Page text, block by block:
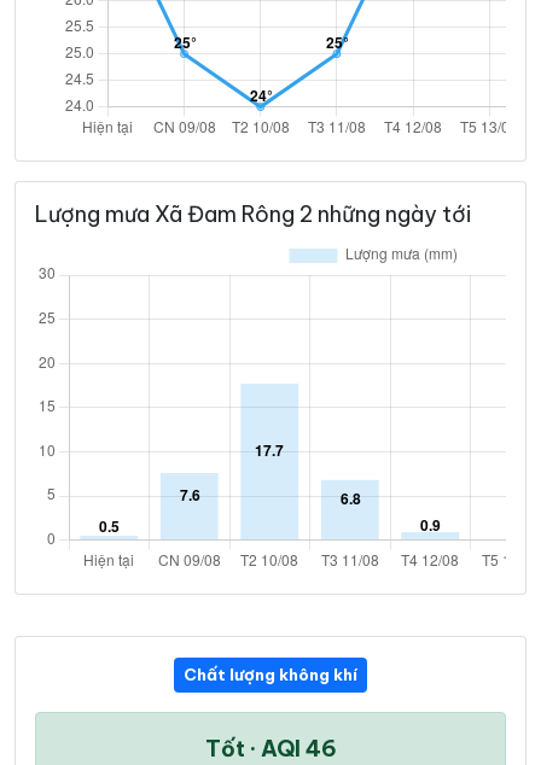
Lượng mưa Xã Đam Rông 2 những ngày tới
Chất lượng không khí
Tốt · AQI 46